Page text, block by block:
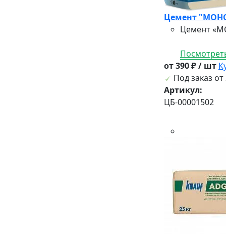
Цемент
Цемент
от 390 ₽ / шт
Под заказ от
Артикул:
ЦБ-00001502